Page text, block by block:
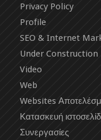
Privacy Policy
Profile
SEO & Internet
Under Construction
Video
Web
Websites
Κατασκευή
Συνεργασίες